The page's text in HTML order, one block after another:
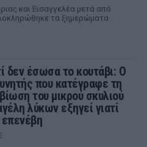
και Εισαγγελέα μετά από
τα ξημερώματα
δεν έσωσα το κουτάβι: Ο
που κατέγραφε τη
του μικρού σκυλιού
λύκων εξηγεί γιατί